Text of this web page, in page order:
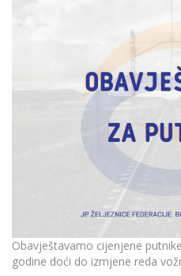
Obavještavamo cijenjene
godine doći do izmjene reda